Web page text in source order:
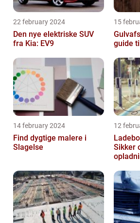
22 february 2024
Den nye elektriske SUV
fra Kia: EV9
15
guide
14 february 2024
Find dygtige malere i
Slagelse
12
Sikker